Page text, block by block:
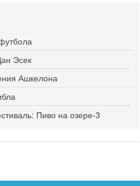
Эсек
Ашкелона
Пиво на озере-3